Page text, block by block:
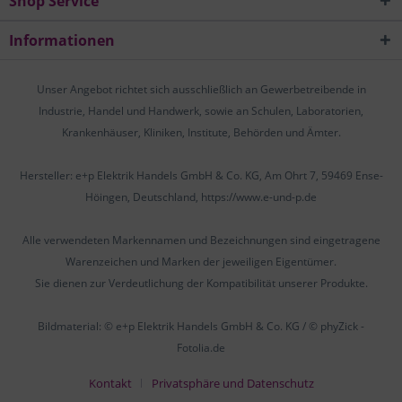
Informationen
Unser Angebot richtet sich ausschließlich an Gewerbetreibende in
Industrie, Handel und Handwerk, sowie an Schulen, Laboratorien,
Krankenhäuser, Kliniken, Institute, Behörden und Ämter.
Hersteller: e+p Elektrik Handels GmbH & Co. KG, Am Ohrt 7, 59469 Ense-
Höingen, Deutschland, https://www.e-und-p.de
Alle verwendeten Markennamen und Bezeichnungen sind eingetragene
Warenzeichen und Marken der jeweiligen Eigentümer.
Sie dienen zur Verdeutlichung der Kompatibilität unserer Produkte.
Bildmaterial: © e+p Elektrik Handels GmbH & Co. KG / © phyZick -
Fotolia.de
Kontakt
Privatsphäre und Datenschutz